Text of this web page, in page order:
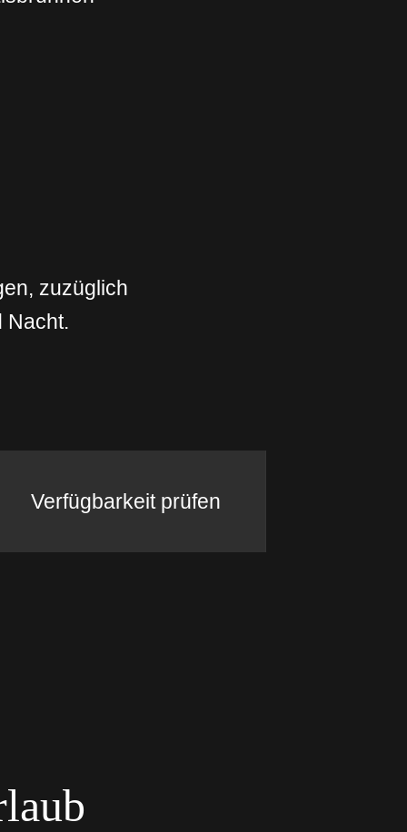
zuzüglich
Nacht.
Verfügbarkeit prüfen